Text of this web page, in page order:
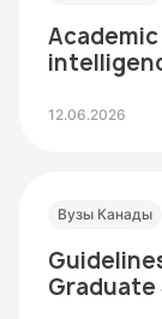
12.06.2026
Вузы Канады